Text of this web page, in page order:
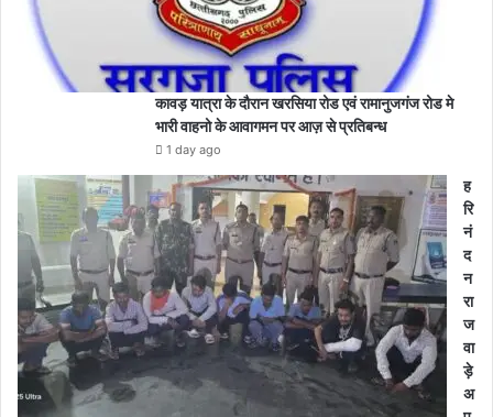
कावड़ यात्रा के दौरान खरसिया रोड एवं रामानुजगंज रोड मे
भारी वाहनो के आवागमन पर आज़ से प्रतिबन्ध
1 day ago
ह
रि
नं
द
न
रा
ज
वा
ड़े
अ